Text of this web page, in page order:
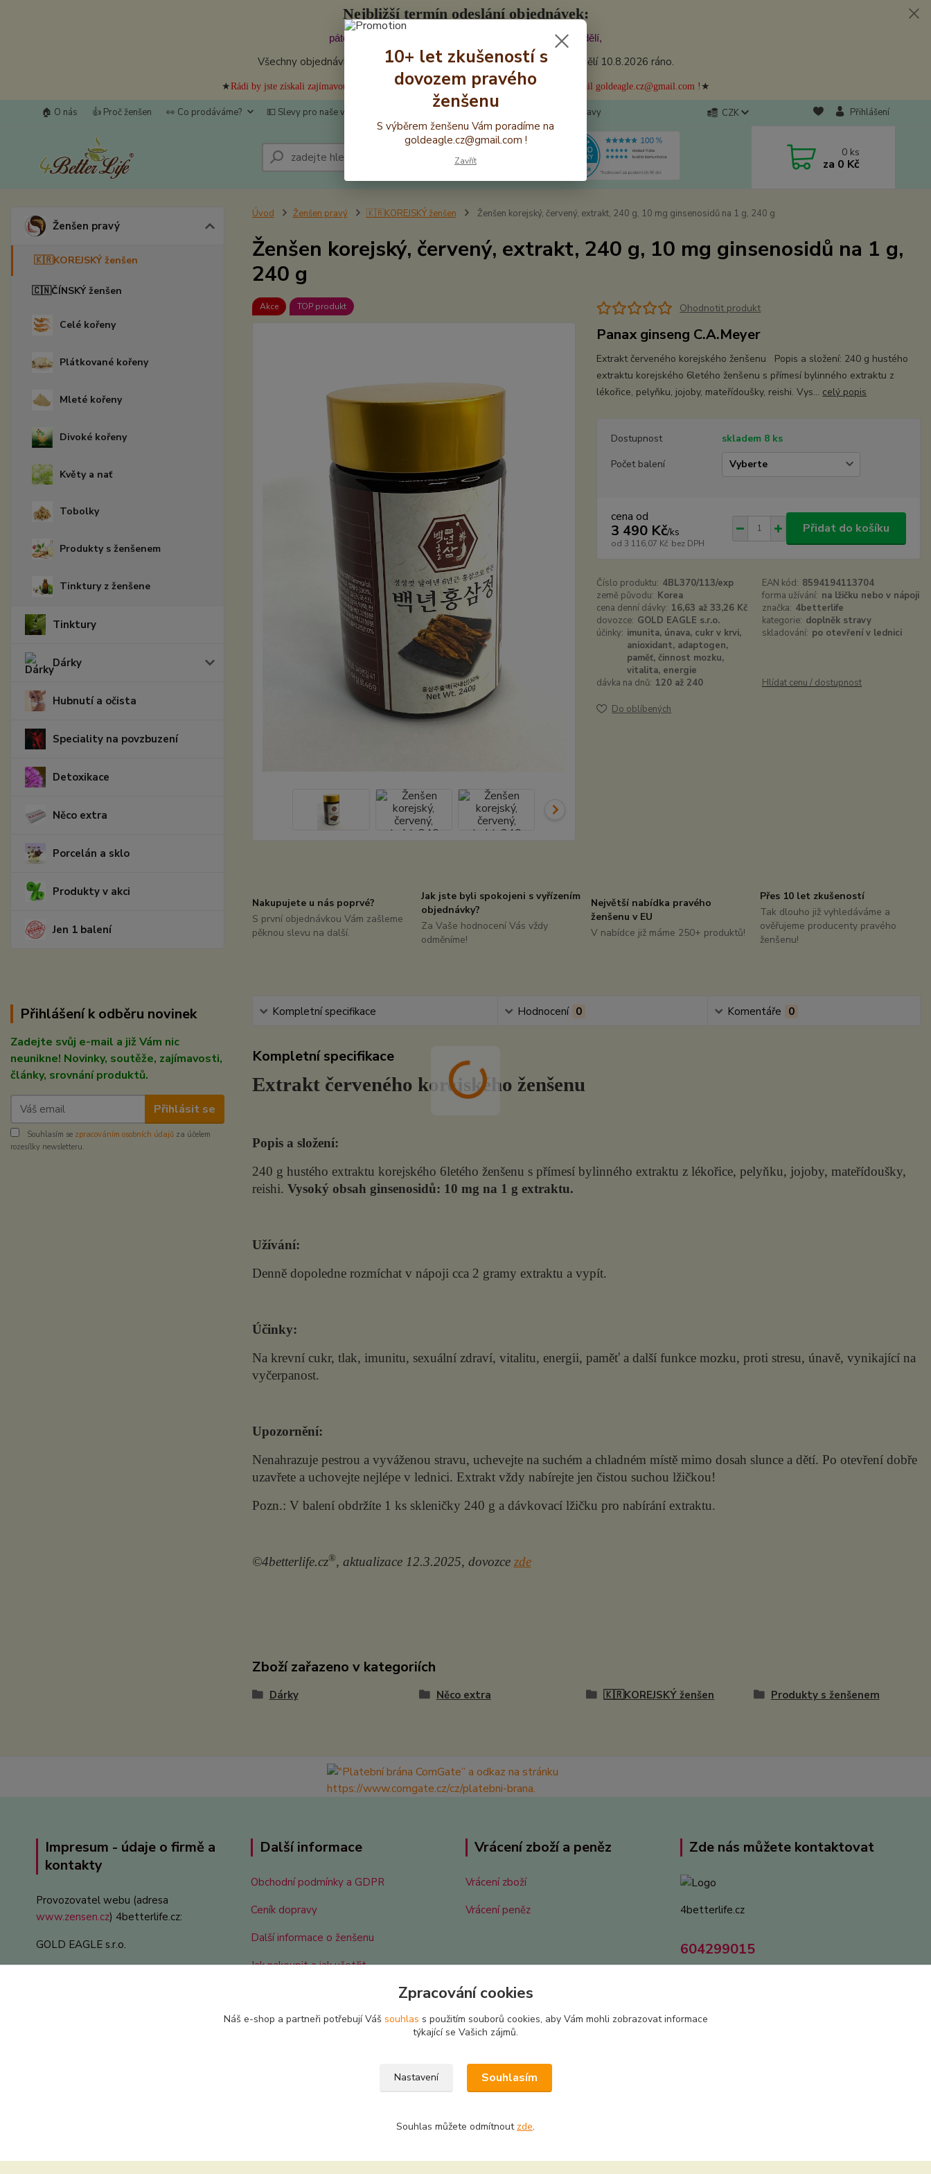
Nejbližší termín odeslání objednávek:
pátek 7.8.2026 11:30. Doručení očekávejte: sobota - pondělí,
Všechny objednávky byly dnes (pátek) odeslány! Další odesílání: pondělí 10.8.2026 ráno.
★Rádi by jste získali zajímavou slevu za video hodnocení našeho produktu? Pište na náš email goldeagle.cz@gmail.com ! ★
🏠 O nás 👍 Proč ženšen 👀 Co prodáváme? 💵 Slevy pro naše věrné 💰Výhodné ceny dopravy CZK Přihlášení
Hledat 0 ks
za 0 Kč
Ženšen pravý
🇰🇷KOREJSKÝ ženšen
🇨🇳ČÍNSKÝ ženšen
Celé kořeny
Plátkované kořeny
Mleté kořeny
Divoké kořeny
Květy a nať
Tobolky
Produkty s ženšenem
Tinktury z ženšene
Tinktury
Dárky
Hubnutí a očista
Speciality na povzbuzení
Detoxikace
Něco extra
Porcelán a sklo
Produkty v akci
Jen 1 balení
Přihlášení k odběru novinek
Zadejte svůj e-mail a již Vám nic
neunikne! Novinky, soutěže, zajímavosti,
články, srovnání produktů.
Přihlásit se
Souhlasím se zpracováním osobních údajů za účelem
rozesílky newsletteru.
Úvod Ženšen pravý 🇰🇷KOREJSKÝ ženšen Ženšen korejský, červený, extrakt, 240 g, 10 mg ginsenosidů na 1 g, 240 g
Ženšen korejský, červený, extrakt, 240 g, 10 mg ginsenosidů na 1 g,
240 g
Akce TOP produkt Ohodnotit produkt
Panax ginseng C.A.Meyer
Extrakt červeného korejského ženšenu Popis a složení: 240 g hustého
extraktu korejského 6letého ženšenu s přímesí bylinného extraktu z
lékořice, pelyňku, jojoby, mateřídoušky, reishi. Vys... celý popis
Dostupnost
skladem 8 ks
Počet balení
cena od
3 490 Kč/ks
od 3 116,07 Kč bez DPH
Přidat do košíku
Číslo produktu: 4BL370/113/exp EAN kód: 8594194113704
země původu: Korea forma užívání: na lžičku nebo v nápoji
cena denní dávky: 16,63 až 33,26 Kč značka: 4betterlife
dovozce: GOLD EAGLE s.r.o. kategorie: doplněk stravy
účinky: imunita, únava, cukr v krvi,
anioxidant, adaptogen,
paměť, činnost mozku,
vitalita, energie
skladování: po otevření v lednici
dávka na dnů: 120 až 240 Hlídat cenu / dostupnost
Do oblíbených
Nakupujete u nás poprvé?
S první objednávkou Vám zašleme
pěknou slevu na další.
Jak jste byli spokojeni s vyřízením
objednávky?
Za Vaše hodnocení Vás vždy
odměníme!
Největší nabídka pravého
ženšenu v EU
V nabídce již máme 250+ produktů!
Přes 10 let zkušeností
Tak dlouho již vyhledáváme a
ověřujeme producenty pravého
ženšenu!
Kompletní specifikace Hodnocení 0 Komentáře 0
Kompletní specifikace
Extrakt červeného korejského ženšenu
Popis a složení:
240 g hustého extraktu korejského 6letého ženšenu s přímesí bylinného extraktu z lékořice, pelyňku, jojoby, mateřídoušky,
reishi. Vysoký obsah ginsenosidů: 10 mg na 1 g extraktu.
Užívání:
Denně dopoledne rozmíchat v nápoji cca 2 gramy extraktu a vypít.
Účinky:
Na krevní cukr, tlak, imunitu, sexuální zdraví, vitalitu, energii, paměť a další funkce mozku, proti stresu, únavě, vynikající na
vyčerpanost.
Upozornění:
Nenahrazuje pestrou a vyváženou stravu, uchevejte na suchém a chladném místě mimo dosah slunce a dětí. Po otevření dobře
uzavřete a uchovejte nejlépe v lednici. Extrakt vždy nabírejte jen čistou suchou lžičkou!
Pozn.: V balení obdržíte 1 ks skleničky 240 g a dávkovací lžičku pro nabírání extraktu.
©4betterlife.cz®, aktualizace 12.3.2025, dovozce zde
Zboží zařazeno v kategoriích
Dárky Něco extra 🇰🇷KOREJSKÝ ženšen Produkty s ženšenem
Impresum - údaje o firmě a
kontakty
Provozovatel webu (adresa
www.zensen.cz) 4betterlife.cz:
GOLD EAGLE s.r.o.
Další informace
Obchodní podmínky a GDPR
Ceník dopravy
Další informace o ženšenu
Jak nakoupit a jak ušetřit
Vrácení zboží a peněz
Vrácení zboží
Vrácení peněz
Zde nás můžete kontaktovat
4betterlife.cz
604299015
10+ let zkušeností s
dovozem pravého
ženšenu
S výběrem ženšenu Vám poradíme na
goldeagle.cz@gmail.com !
Zavřít
Zpracování cookies
Náš e-shop a partneři potřebují Váš souhlas s použitím souborů cookies, aby Vám mohli zobrazovat informace
týkající se Vašich zájmů.
Nastavení Souhlasím
Souhlas můžete odmítnout zde.